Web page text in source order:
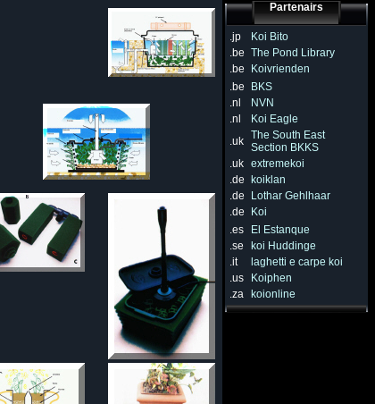
Partenairs
.jp
Koi Bito
.be The Pond Library
.be
Koivrienden
.be
BKS
.nl
NVN
.nl
Koi Eagle
.uk The South East
Section BKKS
.uk extremekoi
.de
koiklan
.de
Lothar Gehlhaar
.de
Koi
.es
El Estanque
.se
koi Huddinge
.it
laghetti e carpe koi
.us
Koiphen
.za
koionline